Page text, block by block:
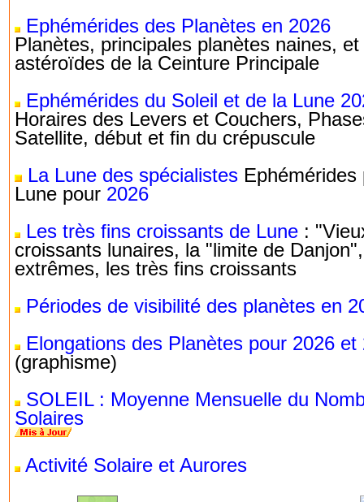
Ephémérides des Planètes en 2026
Planètes, principales planètes naines,
astéroïdes de la Ceinture Principale
Ephémérides du Soleil et de la Lune
Horaires des Levers et Couchers,
Satellite, début et fin du crépuscule
La Lune des spécialistes
Lune pour 2026
Les très fins croissants de Lune :
croissants lunaires, la "limite de
extrêmes, les très fins croissants
Périodes de visibilité des planètes en
Elongations des Planètes pour 2026 et
(graphisme)
SOLEIL : Moyenne Mensuelle du
Solaires
Activité Solaire et Aurores